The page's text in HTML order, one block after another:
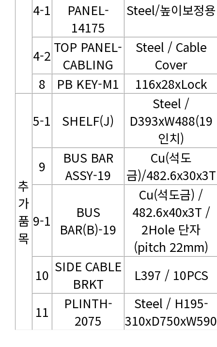
4-1
14175
Steel/높이보정용
4-2 CABLING
Cover
8
PB KEY-M1 116x28xLock
목
5-1
SHELF(J)
인치)
9
ASSY-19 금)/482.6x30x3T
9-1 BAR(B)-19
482.6x40x3T /
(pitch 22mm)
10
BRKT L397 / 10PCS
11 2075 310xD750xW590